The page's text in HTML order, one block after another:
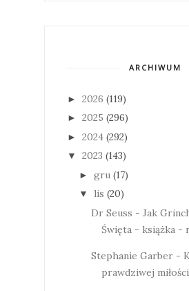
ARCHIWUM
► 2026 (119)
► 2025 (296)
► 2024 (292)
▼ 2023 (143)
► gru (17)
▼ lis (20)
Dr Seuss - Jak
Święta - książka -
Stephanie Garber -
prawdziwej